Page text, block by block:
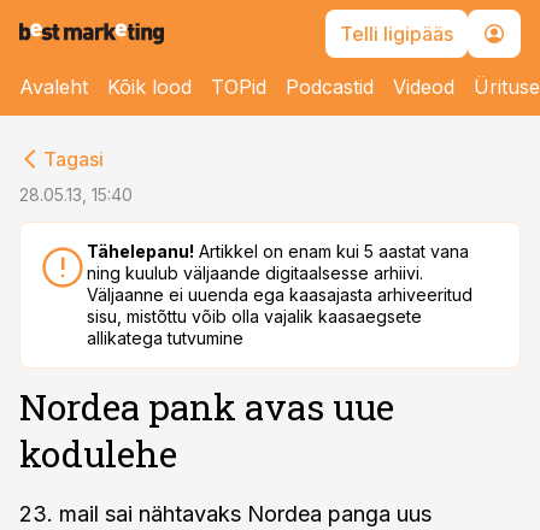
Telli ligipääs
Avaleht Kõik lood TOPid Podcastid Videod
Tagasi
28.05.13, 15:40
Tähelepanu! Artikkel on enam kui 5 aastat vana
ning kuulub väljaande digitaalsesse arhiivi.
Väljaanne ei uuenda ega kaasajasta arhiveeritud
sisu, mistõttu võib olla vajalik kaasaegsete
allikatega tutvumine
Nordea pank avas uue
kodulehe
23. mail sai nähtavaks Nordea panga uus